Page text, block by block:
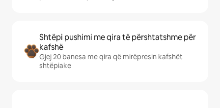
Shtëpi pushimi me qira të përshtatshme për
kafshë
Gjej 20 banesa me qira që mirëpresin kafshët
shtëpiake